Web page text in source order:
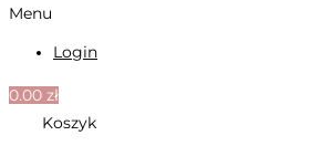
Menu
Login
0.00 zł
Koszyk